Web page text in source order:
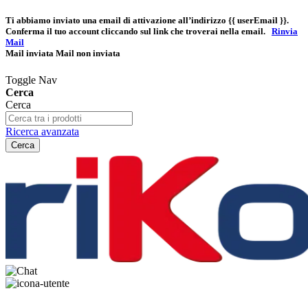
Ti abbiamo inviato una email di attivazione all’indirizzo {{ userEmail }}.
Conferma il tuo account cliccando sul link che troverai nella email. Rinvia
Mail
Mail inviata Mail non inviata
Toggle Nav
Cerca
Cerca
Ricerca avanzata
Cerca